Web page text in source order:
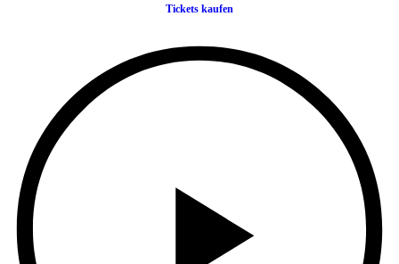
Tickets kaufen